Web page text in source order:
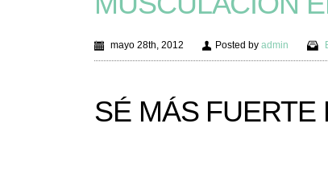
mayo 28th, 2012 Posted by admin
SÉ MÁS FUERTE